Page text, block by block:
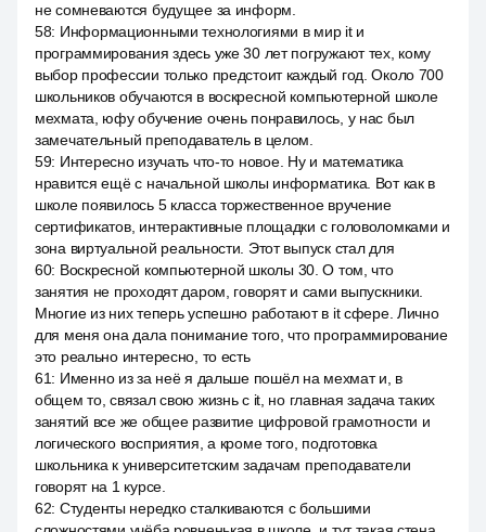
не сомневаются будущее за информ.
58: Информационными технологиями в мир it и
программирования здесь уже 30 лет погружают тех, кому
выбор профессии только предстоит каждый год. Около 700
школьников обучаются в воскресной компьютерной школе
мехмата, юфу обучение очень понравилось, у нас был
замечательный преподаватель в целом.
59: Интересно изучать что-то новое. Ну и математика
нравится ещё с начальной школы информатика. Вот как в
школе появилось 5 класса торжественное вручение
сертификатов, интерактивные площадки с головоломками и
зона виртуальной реальности. Этот выпуск стал для
60: Воскресной компьютерной школы 30. О том, что
занятия не проходят даром, говорят и сами выпускники.
Многие из них теперь успешно работают в it сфере. Лично
для меня она дала понимание того, что программирование
это реально интересно, то есть
61: Именно из за неё я дальше пошёл на мехмат и, в
общем то, связал свою жизнь с it, но главная задача таких
занятий все же общее развитие цифровой грамотности и
логического восприятия, а кроме того, подготовка
школьника к университетским задачам преподаватели
говорят на 1 курсе.
62: Студенты нередко сталкиваются с большими